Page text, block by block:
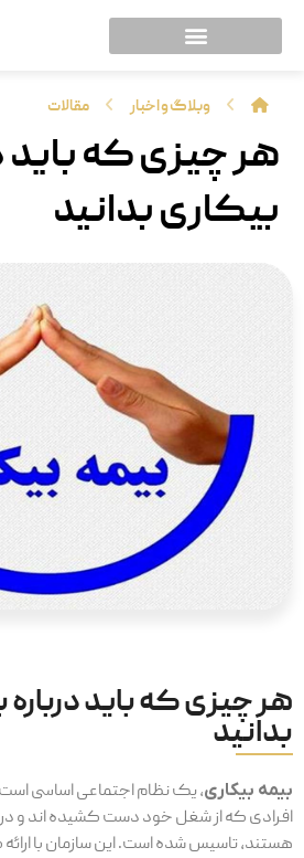
وبلاگ و اخبار مقالات
هر چیزی که باید
بیکاری بدانید
هر چیزی که باید
بدانید
بیمه بیکاری، یک نظام اجتماعی اساسی
افرادی که از شغل خود دست کشیده ‌اند
هستند، تاسیس شده است. این سازمان با